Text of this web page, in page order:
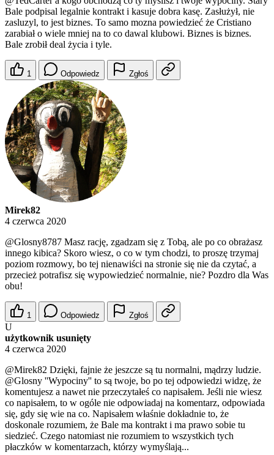
Bale podpisal legalnie kontrakt i kasuje dobra kasę. Zasłużył, nie
zasluzyl, to jest biznes. To samo mozna powiedzieć że Cristiano
zarabiał o wiele mniej na to co dawal klubowi. Biznes is biznes.
Bale zrobił deal życia i tyle.
1 Odpowiedz Zgłoś
Mirek82
4 czerwca 2020
@Glosny8787 Masz rację, zgadzam się z Tobą, ale po co obrażasz
innego kibica? Skoro wiesz, o co w tym chodzi, to proszę trzymaj
poziom rozmowy, bo tej nienawiści na stronie się nie da czytać, a
przecież potrafisz się wypowiedzieć normalnie, nie? Pozdro dla Was
obu!
1 Odpowiedz Zgłoś
U
użytkownik usunięty
4 czerwca 2020
@Mirek82 Dzięki, fajnie że jeszcze są tu normalni, mądrzy ludzie.
@Glosny ''Wypociny'' to są twoje, bo po tej odpowiedzi widzę, że
komentujesz a nawet nie przeczytałeś co napisałem. Jeśli nie wiesz
co napisałem, to w ogóle nie odpowiadaj na komentarz, odpowiada
się, gdy się wie na co. Napisałem właśnie dokładnie to, że
doskonale rozumiem, że Bale ma kontrakt i ma prawo sobie tu
siedzieć. Czego natomiast nie rozumiem to wszystkich tych
płaczków w komentarzach, którzy wymyślają...